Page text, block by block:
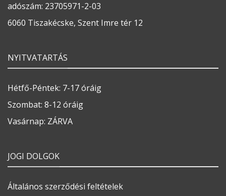
adószám: 23705971-2-03
6060 Tiszakécske, Szent Imre tér 12
NYITVATARTÁS
Hétfő-Péntek: 7-17 óráig
Szombat: 8-12 óráig
Vasárnap: ZÁRVA
JOGI DOLGOK
Általános szerződési feltételek